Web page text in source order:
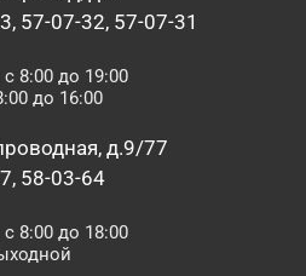
57-07-32, 57-07-31
8:00 до 19:00
до 16:00
д.9/77
58-03-64
8:00 до 18:00